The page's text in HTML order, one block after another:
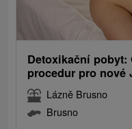
Detoxikační pobyt:
procedur pro nové
Lázně Brusno
Brusno